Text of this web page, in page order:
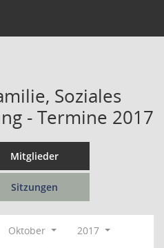
Soziales
- Termine 2017
Mitglieder
Sitzungen
Oktober
2017